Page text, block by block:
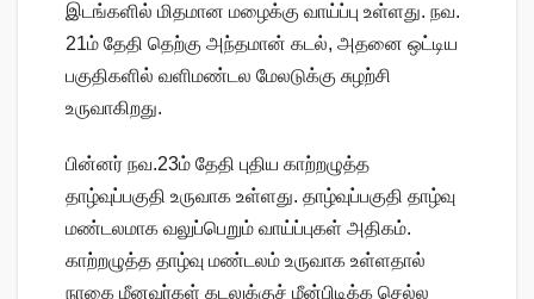
இடங்களில் மிதமான மழைக்கு வாய்ப்பு உள்ளது. நவ.
21ம் தேதி தெற்கு அந்தமான் கடல், அதனை ஒட்டிய
பகுதிகளில் வளிமண்டல மேலடுக்கு சுழற்சி
உருவாகிறது.
பின்னர் நவ.23ம் தேதி புதிய காற்றழுத்த
தாழ்வுப்பகுதி உருவாக உள்ளது. தாழ்வுப்பகுதி தாழ்வு
மண்டலமாக வலுப்பெறும் வாய்ப்புகள் அதிகம்.
காற்றழுத்த தாழ்வு மண்டலம் உருவாக உள்ளதால்
நாகை மீனவர்கள் கடலுக்குச் மீன்பிடிக்க செல்ல